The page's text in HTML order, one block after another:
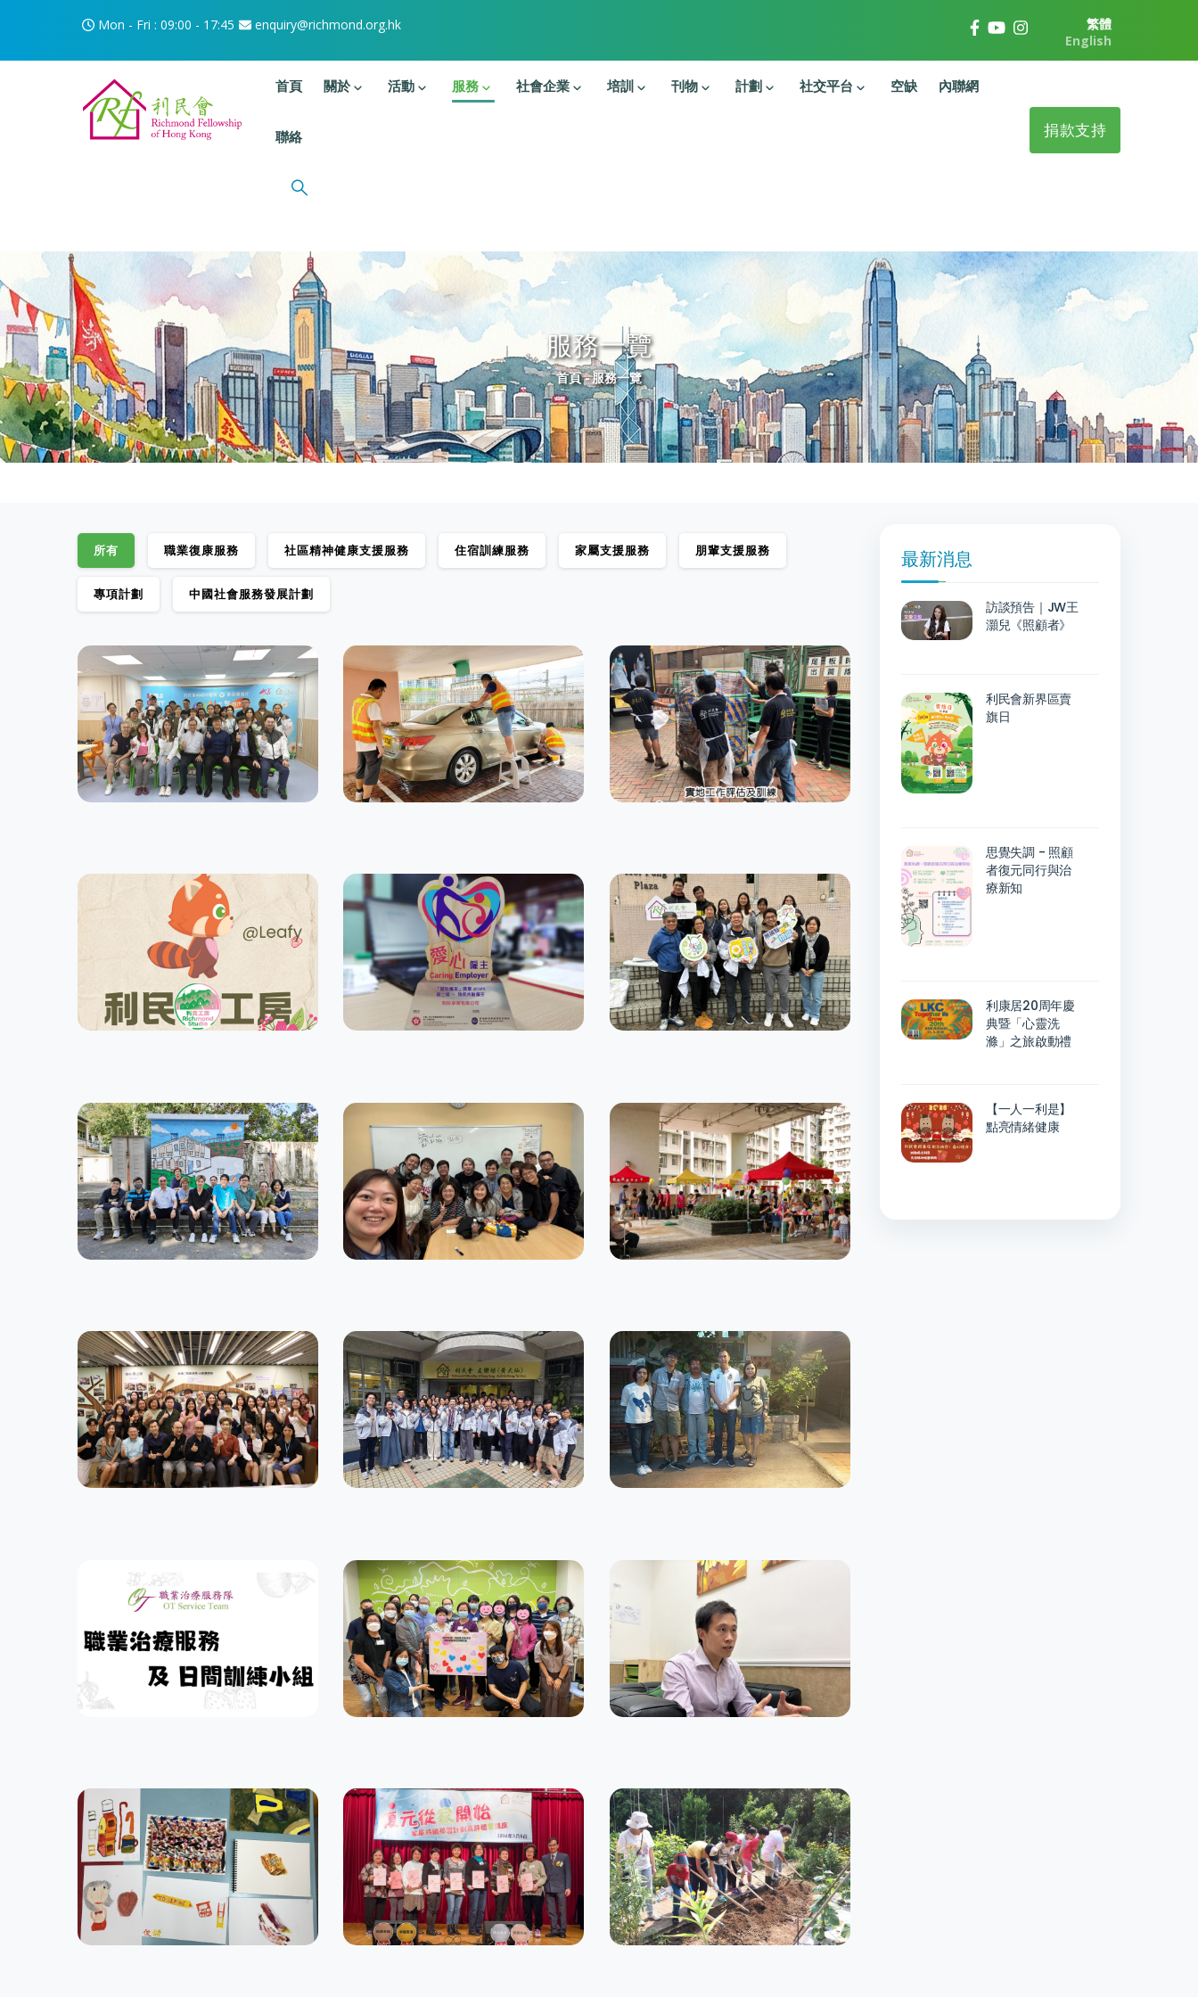
Mon - Fri : 09:00 - 17:45 enquiry@richmond.org.hk
繁體
English
主選單
首頁 關於 活動 服務 社會企業 培訓 刊物 計劃 社交平台 空缺 內聯網
聯絡 捐款支持
服務一覽
導航連結
首頁 -服務一覽
所有 職業復康服務 社區精神健康支援服務 住宿訓練服務 家屬支援服務 朋輩支援服務
專項計劃 中國社會服務發展計劃
新翠實業社
職業復康服務
殘疾人士輔助就業培訓 - 利
民進業服務
職業復康服務
職能評估及優化計劃
職業復康服務
利民工房
職業復康服務 利民卓業有限公司
尚德之家
住宿訓練服務
屏山樓
住宿訓練服務
環翠之家
住宿訓練服務
翠華之家
住宿訓練服務
友樂坊 (港島東)
社區精神健康支援服務
友樂坊 (黃大仙)
社區精神健康支援服務
利康居
住宿訓練服務
職業治療服務
專項計劃
《愛家聯盟》照顧者支援計
劃
家屬支援服務
臨床心理服務
專項計劃
朋輩支援服務
朋輩支援服務
利民家庭學社
家屬支援服務
利民健康農莊
社區精神健康支援服務
最新消息
訪談預告｜JW王
灝兒《照顧者》
利民會新界區賣
旗日
思覺失調 - 照顧
者復元同行與治
療新知
利康居20周年慶
典暨「心靈洗
滌」之旅啟動禮
【一人一利是】
點亮情緒健康